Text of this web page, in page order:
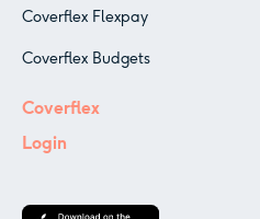
Coverflex Flexpay
Coverflex Budgets
Coverflex
Login